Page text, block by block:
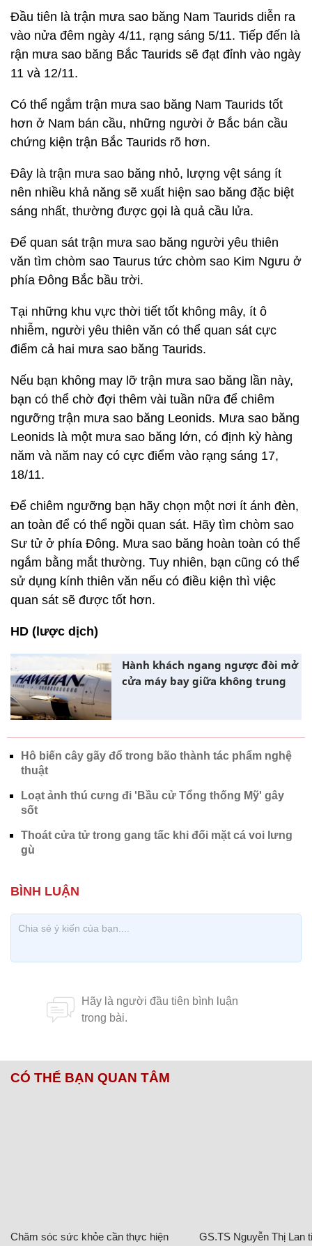
Đầu tiên là trận mưa sao băng Nam Taurids diễn ra
vào nửa đêm ngày 4/11, rạng sáng 5/11. Tiếp đến là
rận mưa sao băng Bắc Taurids sẽ đạt đỉnh vào ngày
11 và 12/11.
Có thể ngắm trận mưa sao băng Nam Taurids tốt
hơn ở Nam bán cầu, những người ở Bắc bán cầu
chứng kiện trận Bắc Taurids rõ hơn.
Đây là trận mưa sao băng nhỏ, lượng vệt sáng ít
nên nhiều khả năng sẽ xuất hiện sao băng đặc biệt
sáng nhất, thường được gọi là quả cầu lửa.
Để quan sát trận mưa sao băng người yêu thiên
văn tìm chòm sao Taurus tức chòm sao Kim Ngưu ở
phía Đông Bắc bầu trời.
Tại những khu vực thời tiết tốt không mây, ít ô
nhiễm, người yêu thiên văn có thể quan sát cực
điểm cả hai mưa sao băng Taurids.
Nếu bạn không may lỡ trận mưa sao băng lần này,
bạn có thể chờ đợi thêm vài tuần nữa để chiêm
ngưỡng trận mưa sao băng Leonids. Mưa sao băng
Leonids là một mưa sao băng lớn, có định kỳ hàng
năm và năm nay có cực điểm vào rạng sáng 17,
18/11.
Để chiêm ngưỡng bạn hãy chọn một nơi ít ánh đèn,
an toàn để có thể ngồi quan sát. Hãy tìm chòm sao
Sư tử ở phía Đông. Mưa sao băng hoàn toàn có thể
ngắm bằng mắt thường. Tuy nhiên, bạn cũng có thể
sử dụng kính thiên văn nếu có điều kiện thì việc
quan sát sẽ được tốt hơn.
HD (lược dịch)
Hành khách ngang ngược đòi mở
cửa máy bay giữa không trung
Hô biến cây gãy đổ trong bão thành tác phẩm nghệ
thuật
Loạt ảnh thú cưng đi 'Bầu cử Tổng thống Mỹ' gây
sốt
Thoát cửa tử trong gang tấc khi đối mặt cá voi lưng
gù
CÓ THỂ BẠN QUAN TÂM
Chăm sóc sức khỏe cần thực hiện GS.TS Nguyễn Thị Lan